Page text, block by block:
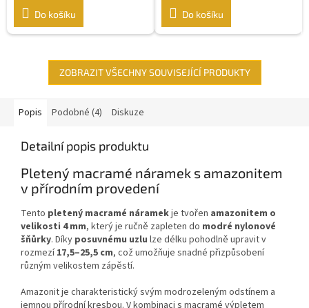
Do košíku Do košíku
ZOBRAZIT VŠECHNY SOUVISEJÍCÍ PRODUKTY
Popis Podobné (4) Diskuze
Detailní popis produktu
Pletený macramé náramek s amazonitem
v přírodním provedení
Tento pletený macramé náramekje tvořen amazonitem o
velikosti 4 mm, který je ručně zapleten do modré nylonové
šňůrky. Díky posuvnému uzlu lze délku pohodlně upravit v
rozmezí17,5–25,5 cm, což umožňuje snadné přizpůsobení
různým velikostem zápěstí.
Amazonit je charakteristický svým modrozeleným odstínem a
jemnou přírodní kresbou. V kombinaci s macramé výpletem